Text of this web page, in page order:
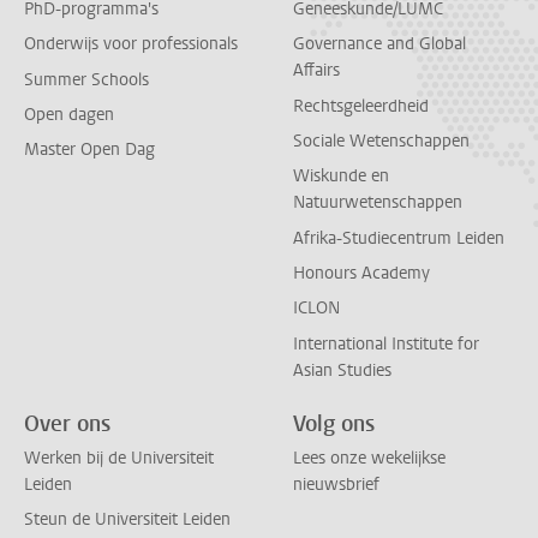
PhD-programma's
Onderwijs voor professionals
Summer Schools
Open dagen
Master Open Dag
Geneeskunde/LUMC
Governance and Global
Affairs
Rechtsgeleerdheid
Sociale Wetenschappen
Wiskunde en
Natuurwetenschappen
Afrika-Studiecentrum Leiden
Honours Academy
ICLON
International Institute for
Asian Studies
Over ons
Werken bij de Universiteit
Leiden
Steun de Universiteit Leiden
Volg ons
Lees onze wekelijkse
nieuwsbrief